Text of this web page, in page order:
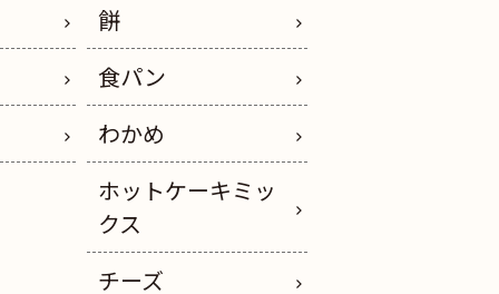
餅
食パン
わかめ
ホットケーキミッ
クス
チーズ